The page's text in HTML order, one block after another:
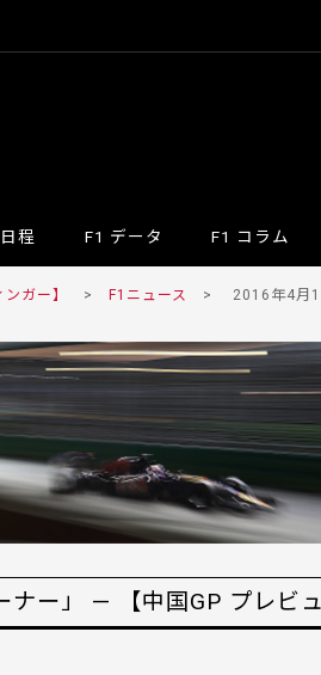
程 F1 データ F1 コラム
ガー】 > F1ニュース > 2016年4月
ー」 — 【中国GP プレビュ